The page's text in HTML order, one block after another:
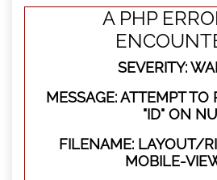
A PHP
SEVERITY:
MESSAGE: ATTEMPT TO
"ID" ON
FILENAME: LAYOUT/
MOBILE-